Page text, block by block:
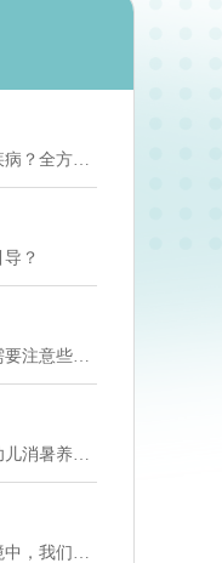
？全方位
？
注意些什
消暑养心
，我们如